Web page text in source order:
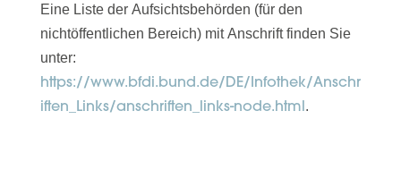
Eine Liste der Aufsichtsbehörden (für den
nichtöffentlichen Bereich) mit Anschrift finden Sie
unter:
https://www.bfdi.bund.de/DE/Infothek/Anschr
iften_Links/anschriften_links-node.html.